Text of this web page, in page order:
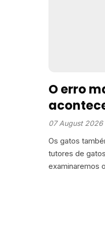
O erro
três
07 August 2026
Os gatos
tutores de
examinaremos